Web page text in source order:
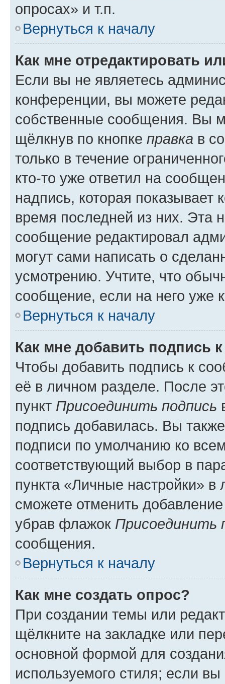
опросах» и т.п.
Вернуться к началу
Как мне отредактировать
Если вы не являетесь
конференции, вы можете
собственные сообщения. Вы
щёлкнув по кнопке правка в
только в течение
кто-то уже ответил на
надпись, которая показывает
время последней из них. Эта
сообщение редактировал
могут сами написать о
усмотрению. Учтите, что
сообщение, если на него уже
Вернуться к началу
Как мне добавить подпись
Чтобы добавить подпись к
её в личном разделе. После
пункт Присоединить подпись
подпись добавилась. Вы
подписи по умолчанию ко
соответствующий выбор в
пункта «Личные настройки»
сможете отменить
убрав флажок Присоединить
сообщения.
Вернуться к началу
Как мне создать опрос?
При создании темы или
щёлкните на закладке или
основной формой для
используемого стиля; если